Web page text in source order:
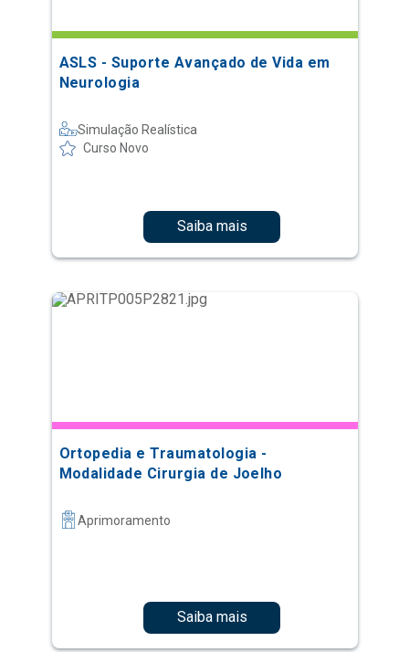
ASLS - Suporte Avançado de Vida em
Neurologia
Simulação Realística
Curso Novo
Saiba mais
Ortopedia e Traumatologia -
Modalidade Cirurgia de Joelho
Aprimoramento
Saiba mais